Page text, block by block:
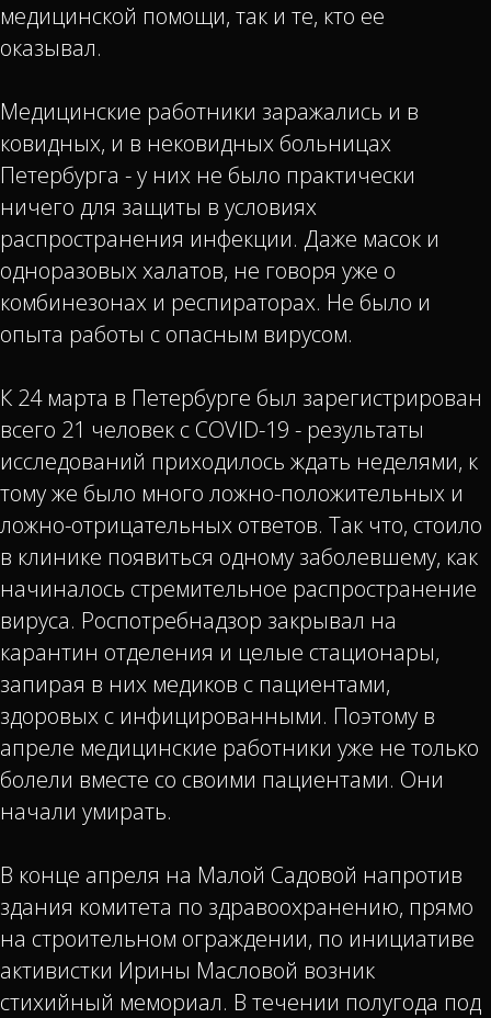
медицинской помощи, так и те, кто ее
оказывал.
Медицинские работники заражались и в
ковидных, и в нековидных больницах
Петербурга - у них не было практически
ничего для защиты в условиях
распространения инфекции. Даже масок и
одноразовых халатов, не говоря уже о
комбинезонах и респираторах. Не было и
опыта работы с опасным вирусом.
К 24 марта в Петербурге был зарегистрирован
всего 21 человек с COVID-19 - результаты
исследований приходилось ждать неделями, к
тому же было много ложно-положительных и
ложно-отрицательных ответов. Так что, стоило
в клинике появиться одному заболевшему, как
начиналось стремительное распространение
вируса. Роспотребнадзор закрывал на
карантин отделения и целые стационары,
запирая в них медиков с пациентами,
здоровых с инфицированными. Поэтому в
апреле медицинские работники уже не только
болели вместе со своими пациентами. Они
начали умирать.
В конце апреля на Малой Садовой напротив
здания комитета по здравоохранению, прямо
на строительном ограждении, по инициативе
активистки Ирины Масловой возник
стихийный мемориал. В течении полугода под